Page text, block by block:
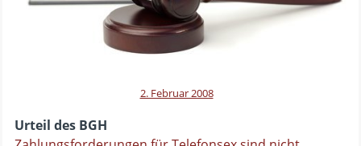
2. Februar 2008
Urteil des BGH